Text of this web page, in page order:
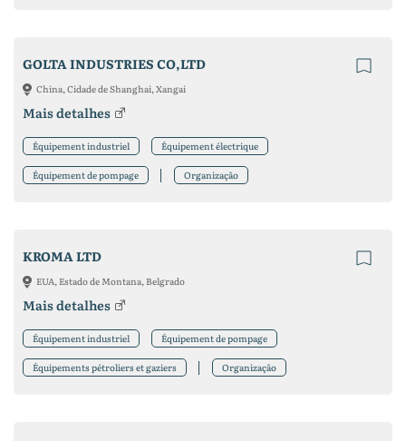
GOLTA INDUSTRIES CO,LTD
China, Cidade de Shanghai, Xangai
Mais detalhes
Équipement industriel Équipement électrique
Équipement de pompage Organização
KROMA LTD
EUA, Estado de Montana, Belgrado
Mais detalhes
Équipement industriel Équipement de pompage
Équipements pétroliers et gaziers Organização